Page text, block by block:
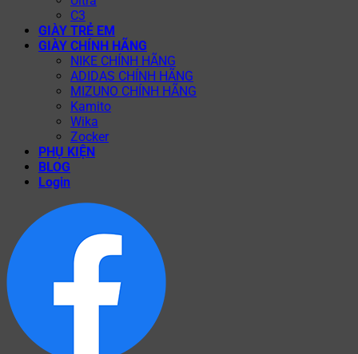
C3
GIÀY TRẺ EM
GIÀY CHÍNH HÃNG
NIKE CHÍNH HÃNG
ADIDAS CHÍNH HÃNG
MIZUNO CHÍNH HÃNG
Kamito
Wika
Zocker
PHỤ KIỆN
BLOG
Login